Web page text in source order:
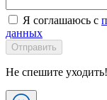
Я соглашаюсь с
данных
Отправить
Не спешите уходить!